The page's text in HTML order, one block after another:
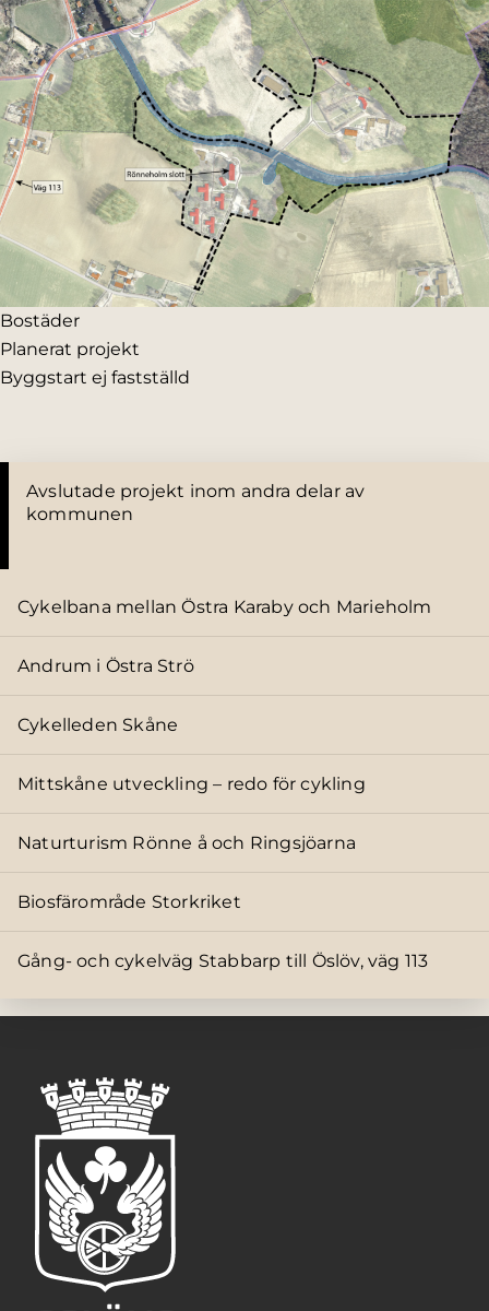
Bostäder
Planerat projekt
Byggstart ej fastställd
Avslutade projekt inom andra delar av
kommunen
Cykelbana mellan Östra Karaby och Marieholm
Andrum i Östra Strö
Cykelleden Skåne
Mittskåne utveckling – redo för cykling
Naturturism Rönne å och Ringsjöarna
Biosfärområde Storkriket
Gång- och cykelväg Stabbarp till Öslöv, väg 113